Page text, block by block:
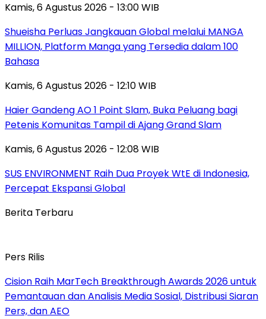
Kamis, 6 Agustus 2026 - 13:00 WIB
Shueisha Perluas Jangkauan Global melalui MANGA
MILLION, Platform Manga yang Tersedia dalam 100
Bahasa
Kamis, 6 Agustus 2026 - 12:10 WIB
Haier Gandeng AO 1 Point Slam, Buka Peluang bagi
Petenis Komunitas Tampil di Ajang Grand Slam
Kamis, 6 Agustus 2026 - 12:08 WIB
SUS ENVIRONMENT Raih Dua Proyek WtE di Indonesia,
Percepat Ekspansi Global
Berita Terbaru
Pers Rilis
Cision Raih MarTech Breakthrough Awards 2026 untuk
Pemantauan dan Analisis Media Sosial, Distribusi Siaran
Pers, dan AEO